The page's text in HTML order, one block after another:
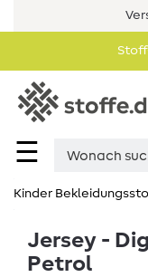
☰
Kinder
Jersey -
Petrol